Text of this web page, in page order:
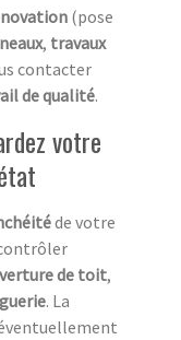
(pose
, travaux
contacter
de qualité.
votre
de votre
de toit,
. La